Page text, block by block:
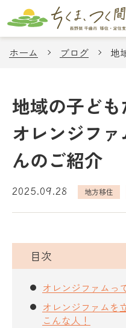
ホーム ブログ 地
地域の子ど
オレンジフ
んのご紹介
2025.09.28 地方移住
目次
オレンジファムっ
オレンジファムを
こんな人！